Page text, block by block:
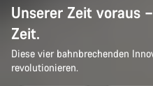
Unserer Zeit voraus
Zeit.
Diese vier bahnbrechenden
revolutionieren.